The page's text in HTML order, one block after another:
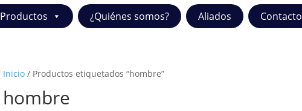
Productos ¿Quiénes somos? Aliados Contacto
Inicio/ Productos etiquetados “hombre”
hombre